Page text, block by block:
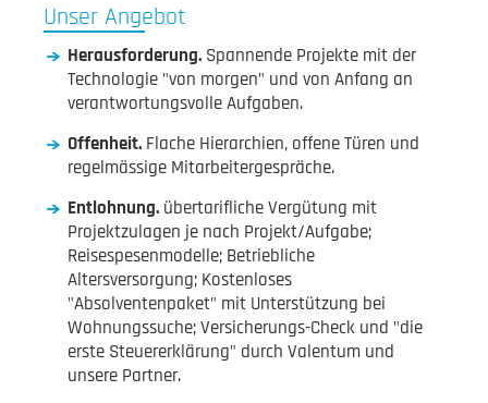
Unser Angebot
Herausforderung. Spannende Projekte mit der
Technologie "von morgen" und von Anfang an
verantwortungsvolle Aufgaben.
Offenheit. Flache Hierarchien, offene Türen und
regelmässige Mitarbeitergespräche.
Entlohnung. übertarifliche Vergütung mit
Projektzulagen je nach Projekt/Aufgabe;
Reisespesenmodelle; Betriebliche
Altersversorgung; Kostenloses
"Absolventenpaket" mit Unterstützung bei
Wohnungssuche; Versicherungs-Check und "die
erste Steuererklärung" durch Valentum und
unsere Partner.